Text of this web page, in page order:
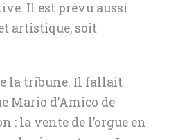
Il est prévu aussi
artistique, soit
la tribune. Il fallait
Mario d’Amico de
: la vente de l’orgue en